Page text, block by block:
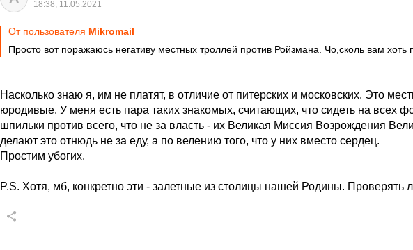
18:38, 11.05.2021
От пользователя Mikromail
Просто вот поражаюсь негативу местных троллей против Ройзмана. Чо,сколь вам хоть
Насколько знаю я, им не платят, в отличие от питерских и московских. Это
юродивые. У меня есть пара таких знакомых, считающих, что сидеть на всех
шпильки против всего, что не за власть - их Великая Миссия Возрождения
делают это отнюдь не за еду, а по велению того, что у них вместо сердец.
Простим убогих.
P.S. Хотя, мб, конкретно эти - залетные из столицы нашей Родины. Проверять